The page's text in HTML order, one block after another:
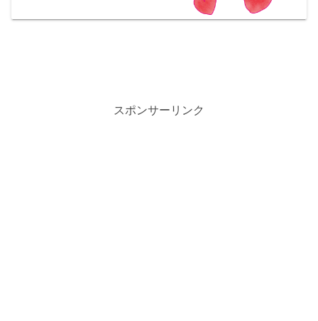
スポンサーリンク